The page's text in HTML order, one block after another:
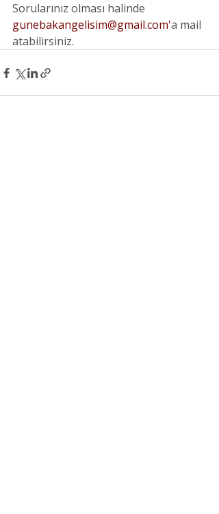
Sorularınız olması halinde
gunebakangelisim@gmail.com'a mail
atabilirsiniz.